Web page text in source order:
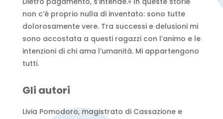
non c’è proprio nulla di inventato: sono tutte
dolorosamente vere. Tra successi e delusioni mi
sono accostata a questi ragazzi con l’animo e le
intenzioni di chi ama l’umanità. Mi appartengono
tutti.
Gli autori
Livia Pomodoro, magistrato di Cassazione e